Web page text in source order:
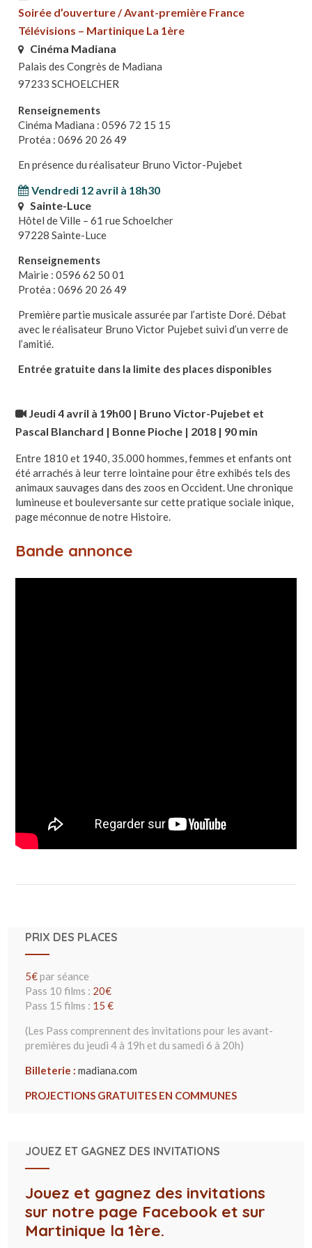
Soirée d’ouverture / Avant-première France
Télévisions – Martinique La 1ère
Cinéma Madiana
Palais des Congrès de Madiana
97233 SCHOELCHER
Renseignements
Cinéma Madiana : 0596 72 15 15
Protéa : 0696 20 26 49
En présence du réalisateur Bruno Victor-Pujebet
Vendredi 12 avril à 18h30
Sainte-Luce
Hôtel de Ville – 61 rue Schoelcher
97228 Sainte-Luce
Renseignements
Mairie : 0596 62 50 01
Protéa : 0696 20 26 49
Première partie musicale assurée par l’artiste Doré. Débat
avec le réalisateur Bruno Victor Pujebet suivi d’un verre de
l’amitié.
Entrée gratuite dans la limite des places disponibles
Jeudi 4 avril à 19h00| Bruno Victor-Pujebet et
Pascal Blanchard | Bonne Pioche | 2018 | 90 min
Entre 1810 et 1940, 35.000 hommes, femmes et enfants ont
été arrachés à leur terre lointaine pour être exhibés tels des
animaux sauvages dans des zoos en Occident. Une chronique
lumineuse et bouleversante sur cette pratique sociale inique,
page méconnue de notre Histoire.
Bande annonce
PRIX DES PLACES
5€par séance
Pass 10 films : 20€
Pass 15 films : 15 €
(Les Pass comprennent des invitations pour les avant-
premières du jeudi 4 à 19h et du samedi 6 à 20h)
Billeterie : madiana.com
PROJECTIONS GRATUITES EN COMMUNES
JOUEZ ET GAGNEZ DES INVITATIONS
Jouez et gagnez des invitations
sur notre page Facebook et sur
Martinique la 1ère.